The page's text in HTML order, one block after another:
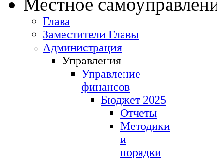
Глава
Заместители Главы
Администрация
Управления
Управление
финансов
Бюджет 2025
Отчеты
Методики
и
порядки